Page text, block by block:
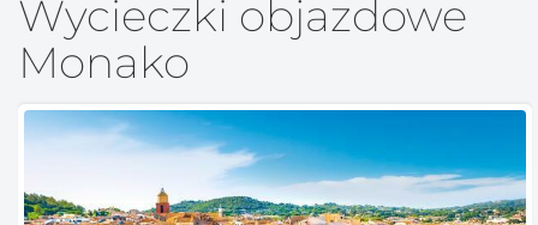
Wycieczki objazdowe
Monako